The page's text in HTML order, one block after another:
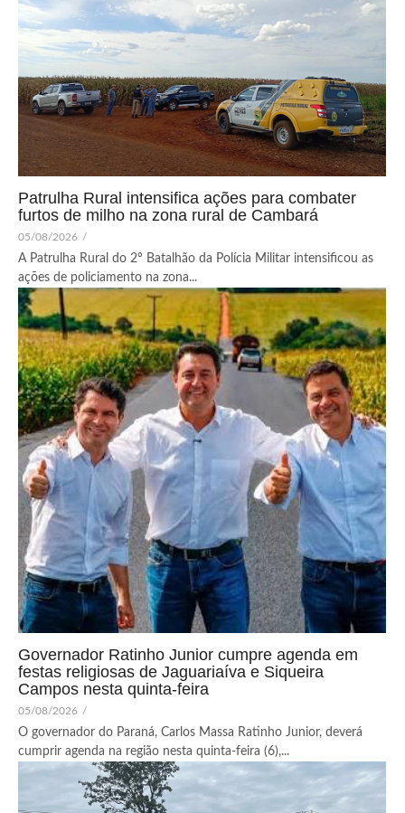
Patrulha Rural intensifica ações para combater
furtos de milho na zona rural de Cambará
05/08/2026 /
A Patrulha Rural do 2º Batalhão da Polícia Militar intensificou as
ações de policiamento na zona...
Governador Ratinho Junior cumpre agenda em
festas religiosas de Jaguariaíva e Siqueira
Campos nesta quinta-feira
05/08/2026 /
O governador do Paraná, Carlos Massa Ratinho Junior, deverá
cumprir agenda na região nesta quinta-feira (6),...